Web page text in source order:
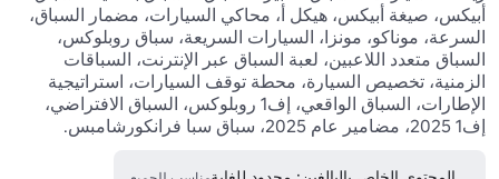
إف1 2025، مضامير عام 2025، سباق سبا فرانكورشامبس.